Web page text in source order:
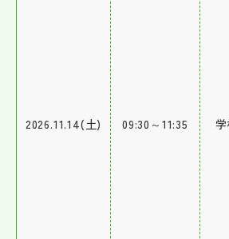
2026.11.14(土) 09:30～11:35